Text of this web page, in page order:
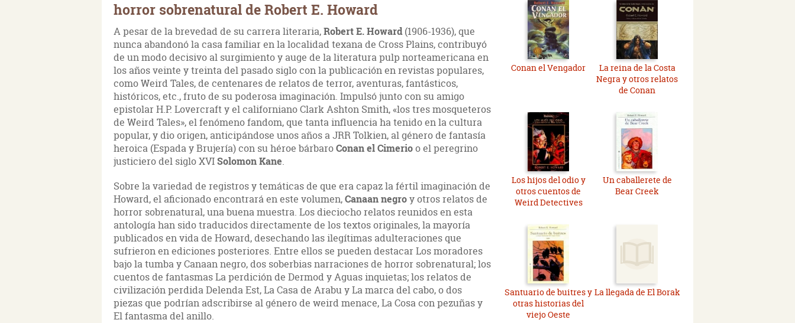
horror sobrenatural de Robert E. Howard
A pesar de la brevedad de su carrera literaria,Robert E. Howard (1906-1936), que
nunca abandonó la casa familiar en la localidad texana de Cross Plains, contribuyó
de un modo decisivo al surgimiento y auge de la literatura pulp norteamericana en
los años veinte y treinta del pasado siglo con la publicación en revistas populares,
como Weird Tales, de centenares de relatos de terror, aventuras, fantásticos,
históricos, etc., fruto de su poderosa imaginación. Impulsó junto con su amigo
epistolar H.P. Lovercraft y el californiano Clark Ashton Smith, «los tres mosqueteros
de Weird Tales», el fenómeno fandom, que tanta influencia ha tenido en la cultura
popular, y dio origen, anticipándose unos años a JRR Tolkien, al género de fantasía
heroica (Espada y Brujería) con su héroe bárbaroConan el Cimerioo el peregrino
justiciero del siglo XVISolomon Kane.
Sobre la variedad de registros y temáticas de que era capaz la fértil imaginación de
Howard, el aficionado encontrará en este volumen,Canaan negroy otros relatos de
horror sobrenatural, una buena muestra. Los dieciocho relatos reunidos en esta
antología han sido traducidos directamente de los textos originales, la mayoría
publicados en vida de Howard, desechando las ilegítimas adulteraciones que
sufrieron en ediciones posteriores. Entre ellos se pueden destacar Los moradores
bajo la tumba y Canaan negro, dos soberbias narraciones de horror sobrenatural; los
cuentos de fantasmas La perdición de Dermod y Aguas inquietas; los relatos de
civilización perdida Delenda Est, La Casa de Arabu y La marca del cabo, o dos
piezas que podrían adscribirse al género de weird menace, La Cosa con pezuñas y
El fantasma del anillo.
Conan el Vengador
La reina de la Costa
Negra y otros relatos
de Conan
Los hijos del odio y
otros cuentos de
Weird Detectives
Un caballerete de
Bear Creek
Santuario de buitres y
otras historias del
viejo Oeste
La llegada de El Borak